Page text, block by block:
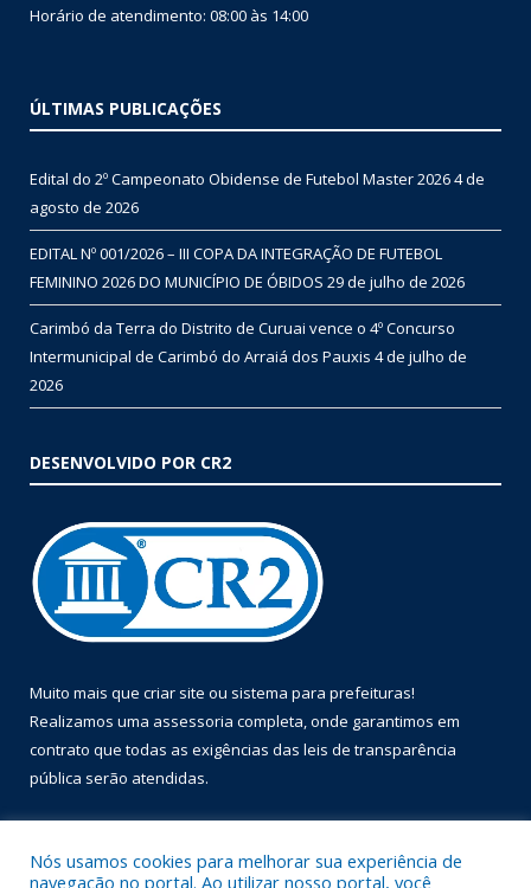
Horário de atendimento: 08:00 às 14:00
ÚLTIMAS PUBLICAÇÕES
Edital do 2º Campeonato Obidense de Futebol Master 20264 de
agosto de 2026
EDITAL Nº 001/2026 – III COPA DA INTEGRAÇÃO DE FUTEBOL
FEMININO 2026 DO MUNICÍPIO DE ÓBIDOS 29 de julho de 2026
Carimbó da Terra do Distrito de Curuai vence o 4º Concurso
Intermunicipal de Carimbó do Arraiá dos Pauxis 4 de julho de
2026
DESENVOLVIDO POR CR2
Muito mais que criar site ou sistema para prefeituras!
Realizamos uma assessoria completa, onde garantimos em
contrato que todas as exigências das leis de transparência
pública serão atendidas.
Nós usamos cookies para melhorar sua experiência de
navegação no portal. Ao utilizar nosso portal, você